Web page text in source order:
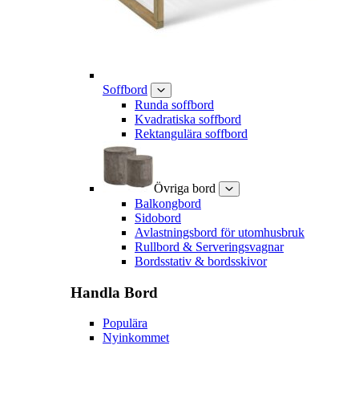
Soffbord
Runda soffbord
Kvadratiska soffbord
Rektangulära soffbord
Övriga bord
Balkongbord
Sidobord
Avlastningsbord för utomhusbruk
Rullbord & Serveringsvagnar
Bordsstativ & bordsskivor
Handla Bord
Populära
Nyinkommet